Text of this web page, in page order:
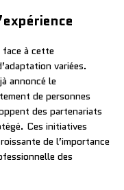
face à cette
variées.
annoncé le
de personnes
des partenariats
Ces initiatives
de l’importance
des